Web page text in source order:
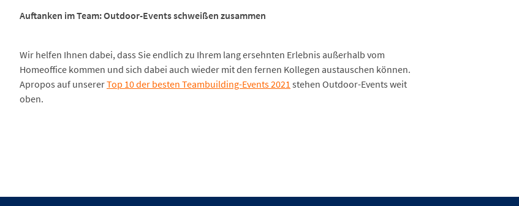
Auftanken im Team: Outdoor-Events schweißen zusammen
Wir helfen Ihnen dabei, dass Sie endlich zu Ihrem lang ersehnten Erlebnis außerhalb vom
Homeoffice kommen und sich dabei auch wieder mit den fernen Kollegen austauschen können.
Apropos auf unsererTop 10 der besten Teambuilding-Events 2021 stehen Outdoor-Events weit
oben.